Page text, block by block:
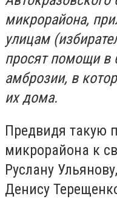
микрорайона,
улицам
просят помощи в
амброзии, в
их дома.
Предвидя такую
микрорайона к
Руслану
Денису